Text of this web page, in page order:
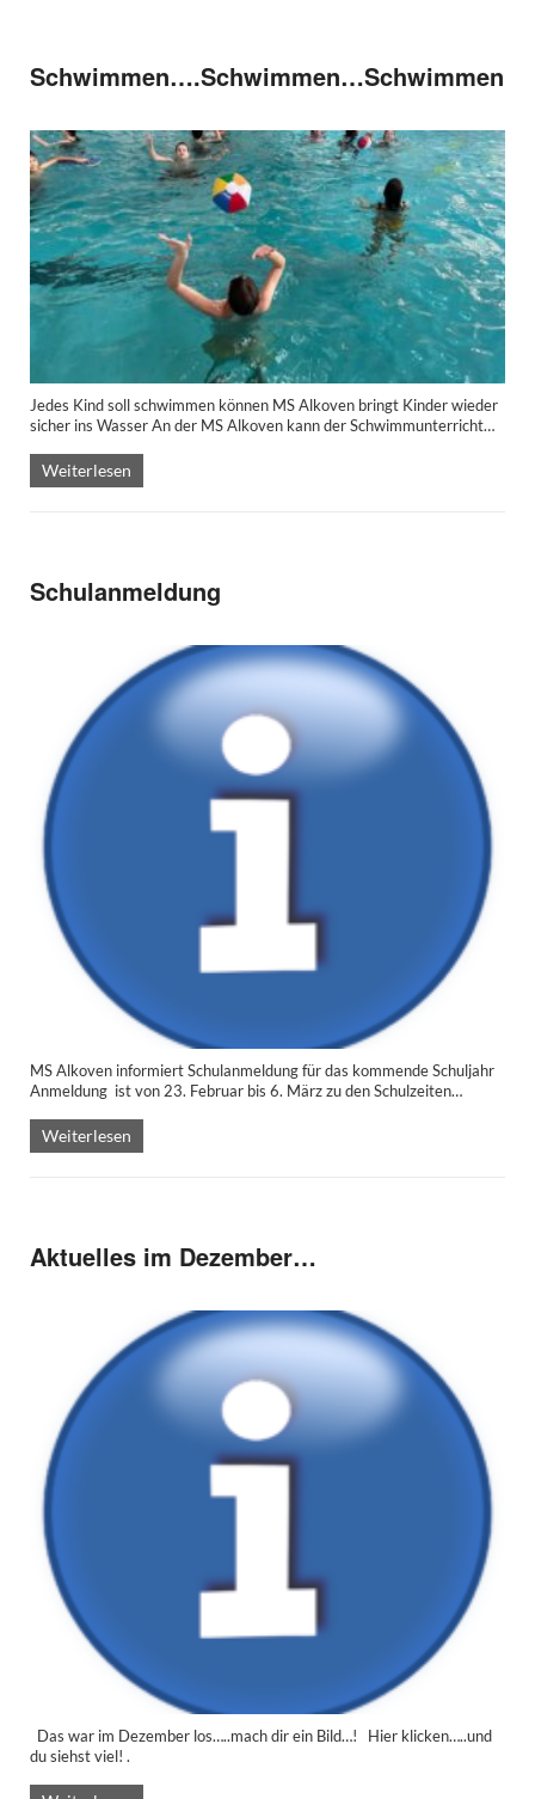
Schwimmen….Schwimmen…Schwimmen
Jedes Kind soll schwimmen können MS Alkoven bringt Kinder wieder
sicher ins Wasser An der MS Alkoven kann der Schwimmunterricht…
Weiterlesen
Schulanmeldung
MS Alkoven informiert Schulanmeldung für das kommende Schuljahr
Anmeldung ist von 23. Februar bis 6. März zu den Schulzeiten…
Weiterlesen
Aktuelles im Dezember…
Das war im Dezember los…..mach dir ein Bild…! Hier klicken…..und
du siehst viel! .